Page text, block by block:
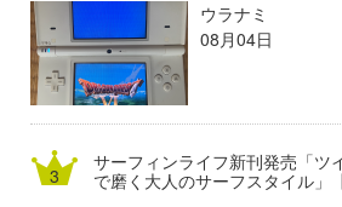
KY
MIN
mitz
OYZ
ウラナミ
08月04日
サーフィンライフ新刊発売「ツ
で磨く大人のサーフスタイル」